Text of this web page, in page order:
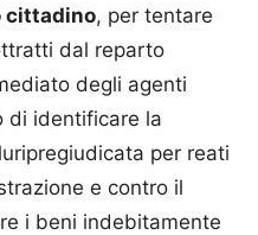
cittadino, per tentare
dal reparto
degli agenti
di identificare la
per reati
e contro il
i beni indebitamente